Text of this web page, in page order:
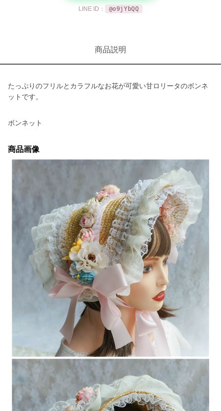
LINE ID： @o9jYbQQ
商品説明
たっぷりのフリルとカラフルなお花が可愛い甘ロリータのボンネ
ットです。
ボンネット
商品画像